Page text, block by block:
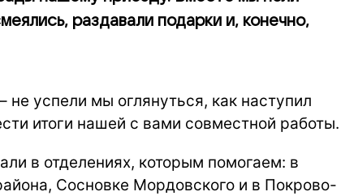
раздавали подарки и, конечно,
успели мы оглянуться, как наступил
итоги нашей с вами совместной работы.
в отделениях, которым помогаем: в
Сосновке Мордовского и в Покрово-